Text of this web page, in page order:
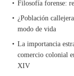
Filosofía forense:
¿Población
modo de vida
La importancia
comercio colonial
XIV